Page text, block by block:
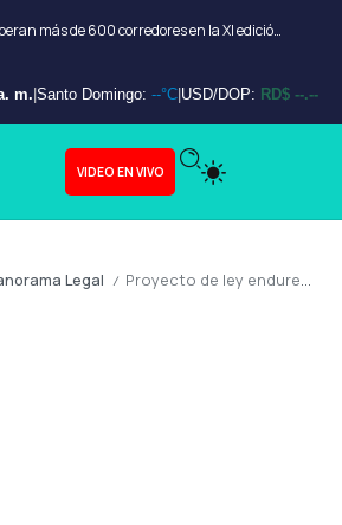
Esperan más de 600 corredores en la XI edición del Bayahibe 10K
m. Santo Domingo: --°C| USD/DOP: RD$ --.--
VIDEO EN VIVO
Legal / Proyecto de ley endurece sanciones por incumplimiento de pensión alimenticia en defensa de la familia